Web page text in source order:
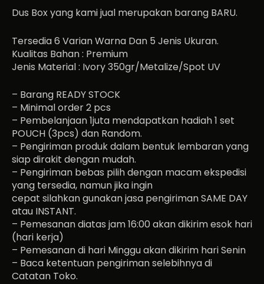
Dus Box yang kami jual merupakan barang BARU.
Tersedia 6 Varian Warna Dan 5 Jenis Ukuran.
Kualitas Bahan : Premium
Jenis Material : Ivory 350gr/Metalize/Spot UV
– Barang READY STOCK
– Minimal order 2 pcs
– Pembelanjaan 1juta mendapatkan hadiah 1 set
POUCH (3pcs) dan Random.
– Pengiriman produk dalam bentuk lembaran yang
siap dirakit dengan mudah.
– Pengiriman bebas pilih dengan macam ekspedisi
yang tersedia, namun jika ingin
cepat silahkan gunakan jasa pengiriman SAME DAY
atau INSTANT.
– Pemesanan diatas jam 16:00 akan dikirim esok hari
(hari kerja)
– Pemesanan di hari Minggu akan dikirim hari Senin
– Baca ketentuan pengiriman selebihnya di
Catatan Toko.